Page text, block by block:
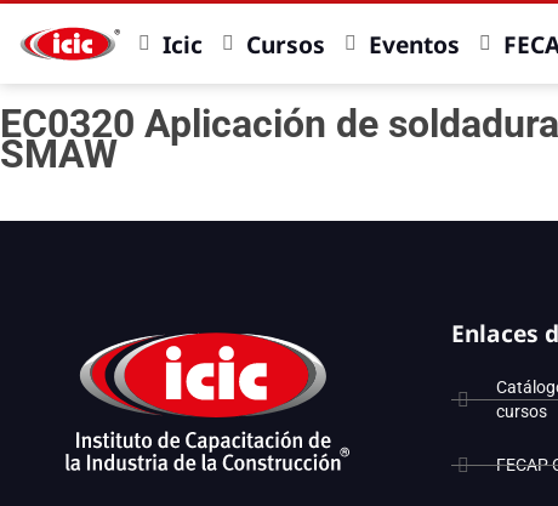
Icic Cursos Eventos
EC0320 Aplicación de
SMAW
Enlaces
cursos
FECAP